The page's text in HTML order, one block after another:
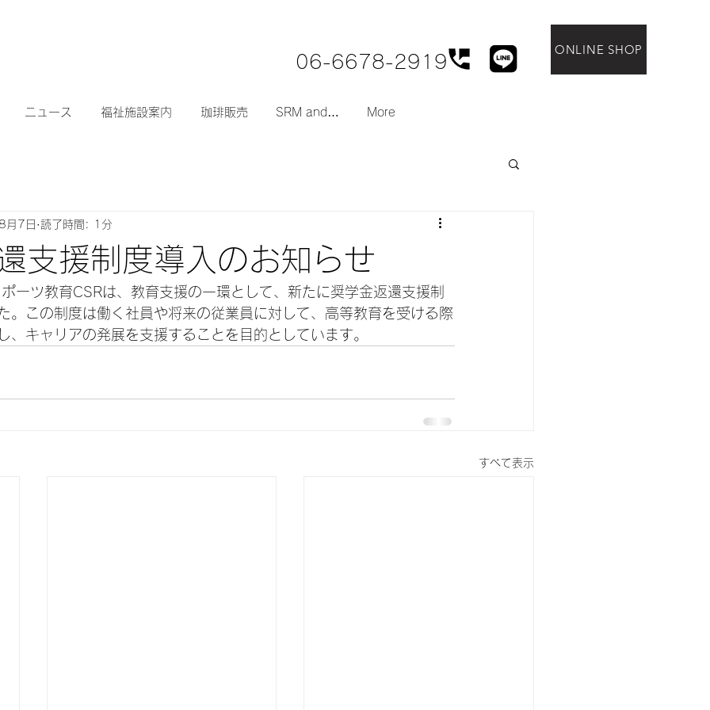
06-6678-2919
ONLINE SHOP
ニュース 福祉施設案内 珈琲販売 SRM and… More
支援制度導入のお知らせ
月7日 読了時間: 1分
ーツ教育CSRは、教育支援の一環として、新たに奨学金返還支援制
。この制度は働く社員や将来の従業員に対して、高等教育を受ける際
、キャリアの発展を支援することを目的としています。
すべて表示